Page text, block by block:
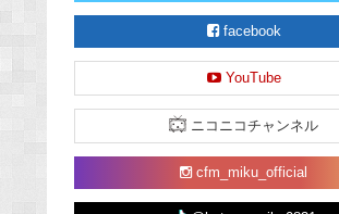
facebook
YouTube
ニコニコチャンネル
cfm_miku_official